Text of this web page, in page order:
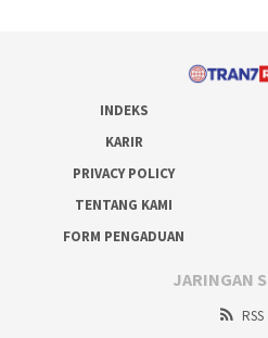
INDEKS
KARIR
PRIVACY POLICY
TENTANG KAMI
FORM PENGADUAN
JARINGAN
RSS